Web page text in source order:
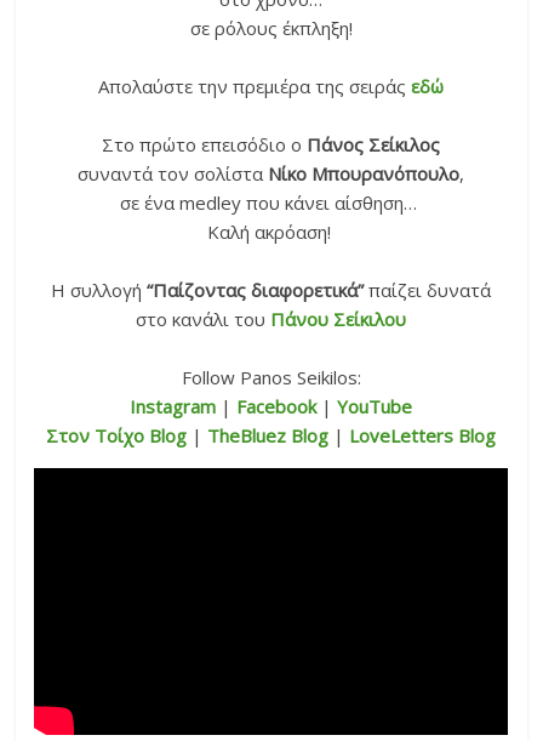
σε ρόλους έκπληξη!
Απολαύστε την πρεμιέρα της σειράςεδώ
Στο πρώτο επεισόδιο ο Πάνος Σείκιλος
συναντά τον σολίστα Νίκο Μπουρανόπουλο,
σε ένα medley που κάνει αίσθηση…
Καλή ακρόαση!
Η συλλογή“Παίζοντας διαφορετικά”παίζει δυνατά
στο κανάλι του Πάνου Σείκιλου
Follow Panos Seikilos:
Instagram | Facebook|YouTube
Στον Τοίχο Blog | TheBluez Blog | LoveLetters Blog